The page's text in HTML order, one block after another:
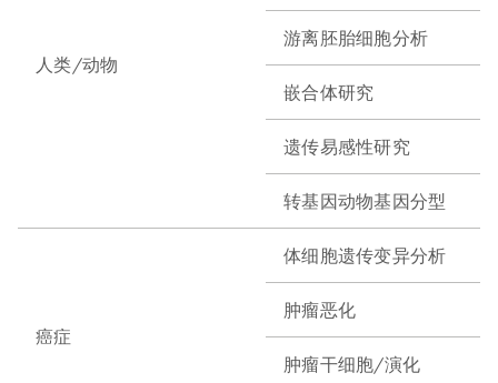
人类/动物
游离胚胎细胞分析
嵌合体研究
遗传易感性研究
转基因动物基因分型
癌症
体细胞遗传变异分析
肿瘤恶化
肿瘤干细胞/演化